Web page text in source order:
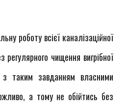
роботу всієї каналізаційної
регулярного чищення вигрібної
таким завданням власними
а тому не обійтись без